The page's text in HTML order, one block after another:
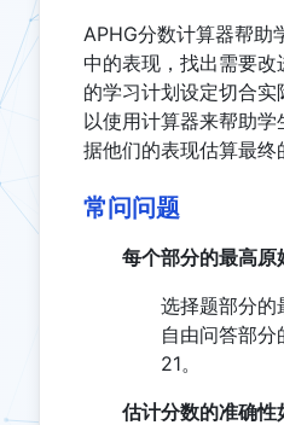
APHG分数计算器帮助
中的表现，找出需要
的学习计划设定切合
以使用计算器来帮助
据他们的表现估算最终
常问问题
每个部分的最高原
选择题部分的
自由问答部
21。
估计分数的准确性